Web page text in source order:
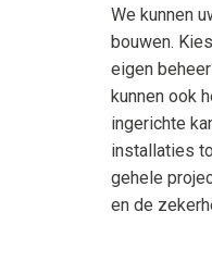
We kunnen
bouwen.
eigen
kunnen ook
ingerichte
installaties
gehele
en de